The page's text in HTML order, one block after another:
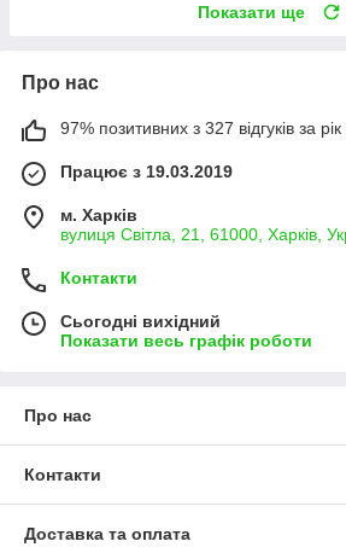
Показати ще
Про нас
97% позитивних з 327 відгуків за рік
Працює з 19.03.2019
м. Харків
вулиця Світла, 21, 61000, Харків,
Контакти
Сьогодні вихідний
Показати весь графік роботи
Про нас
Контакти
Доставка та оплата